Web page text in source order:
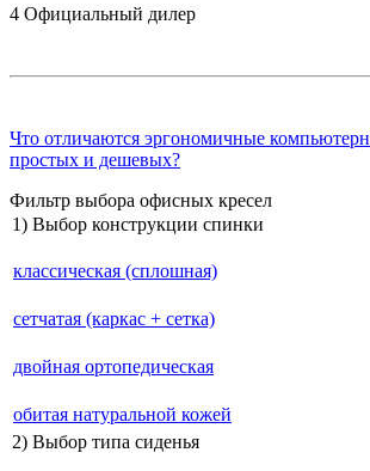
4 Официальный дилер
Что отличаются эргономичные
простых и дешевых?
Фильтр выбора офисных кресел
1) Выбор конструкции спинки
классическая (сплошная)
сетчатая (каркас + сетка)
двойная ортопедическая
обитая натуральной кожей
2) Выбор типа сиденья